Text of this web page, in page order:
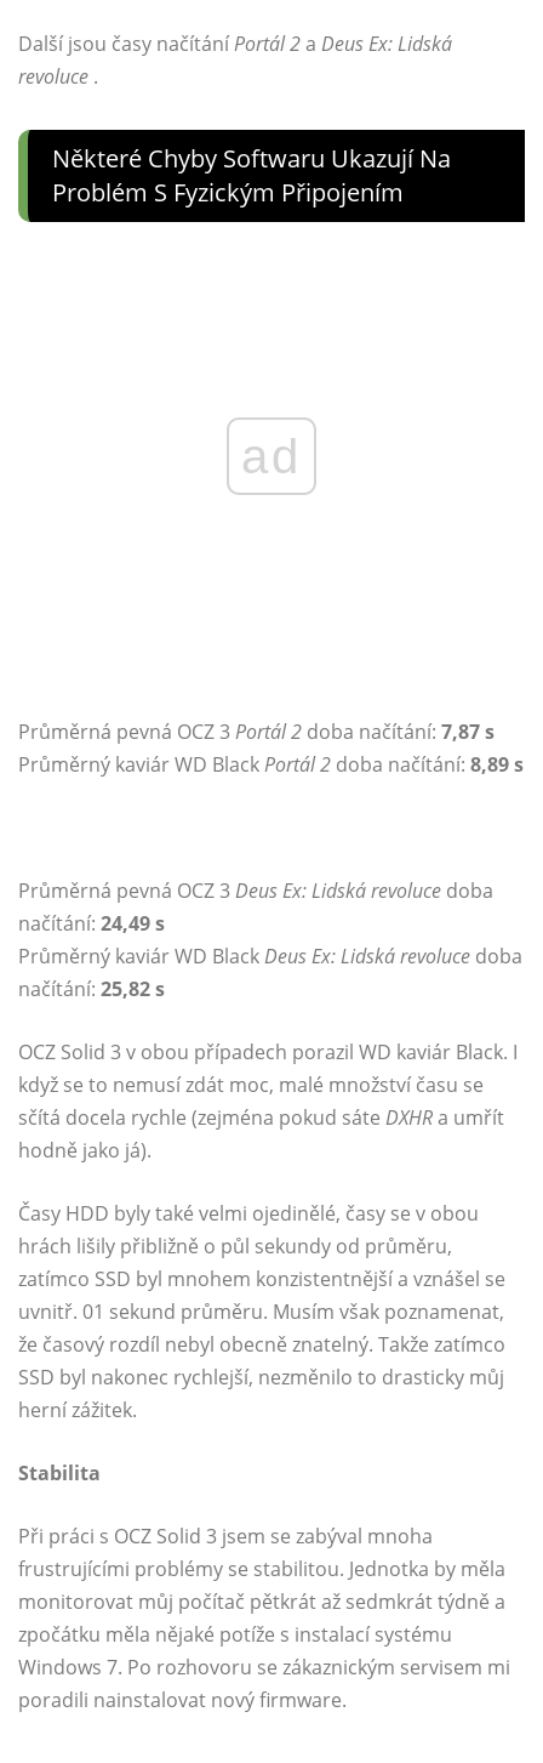
Další jsou časy načítáníPortál 2a Deus Ex: Lidská
revoluce .
Některé Chyby Softwaru Ukazují Na
Problém S Fyzickým Připojením
ad
Průměrná pevná OCZ 3Portál 2 doba načítání: 7,87 s
Průměrný kaviár WD BlackPortál 2 doba načítání: 8,89 s
Průměrná pevná OCZ 3Deus Ex: Lidská revoluce doba
načítání: 24,49 s
Průměrný kaviár WD BlackDeus Ex: Lidská revoluce doba
načítání: 25,82 s
OCZ Solid 3 v obou případech porazil WD kaviár Black. I
když se to nemusí zdát moc, malé množství času se
sčítá docela rychle (zejména pokud sáte DXHRa umřít
hodně jako já).
Časy HDD byly také velmi ojedinělé, časy se v obou
hrách lišily přibližně o půl sekundy od průměru,
zatímco SSD byl mnohem konzistentnější a vznášel se
uvnitř. 01 sekund průměru. Musím však poznamenat,
že časový rozdíl nebyl obecně znatelný. Takže zatímco
SSD byl nakonec rychlejší, nezměnilo to drasticky můj
herní zážitek.
Stabilita
Při práci s OCZ Solid 3 jsem se zabýval mnoha
frustrujícími problémy se stabilitou. Jednotka by měla
monitorovat můj počítač pětkrát až sedmkrát týdně a
zpočátku měla nějaké potíže s instalací systému
Windows 7. Po rozhovoru se zákaznickým servisem mi
poradili nainstalovat nový firmware.